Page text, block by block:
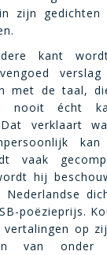
zijn gedichten
kant
met de taal,
nooit écht
verklaart
kan
vaak
hij
Nederlandse
poëzieprijs.
op
van onder